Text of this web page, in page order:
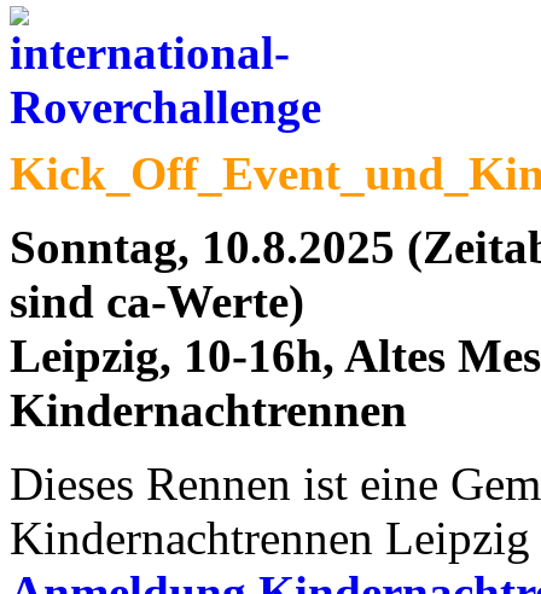
Sonntag, 10.8.2025
sind ca-Werte)
Leipzig, 10-16h, Altes
Kindernachtrennen
Dieses Rennen ist eine
Kindernachtrennen Leipzig